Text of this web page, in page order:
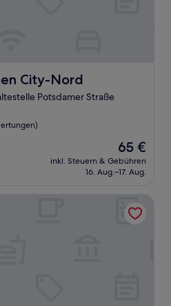
City-Nord
Nord
Potsdamer Straße
Der
Preis
beträgt
65 €
inkl. Steuern & Gebühren
16. Aug.–17. Aug.